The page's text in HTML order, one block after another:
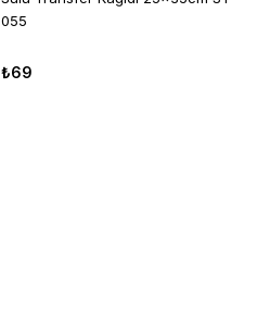
055
₺69